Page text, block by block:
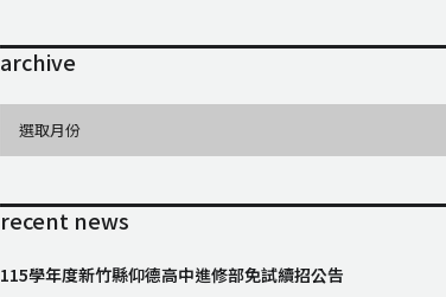
archive
archive
選取月份
recent news
115學年度新竹縣仰德高中進修部免試續招公告